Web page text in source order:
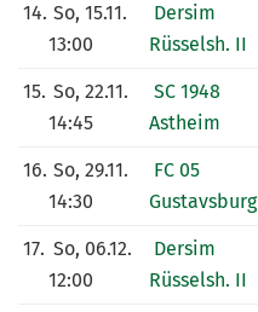
14. So, 15.11.
13:00
Dersim
Rüsselsh. II
15. So, 22.11.
14:45
SC 1948
Astheim
16. So, 29.11.
14:30
FC 05
Gustavsburg
17. So, 06.12.
12:00
Dersim
Rüsselsh. II